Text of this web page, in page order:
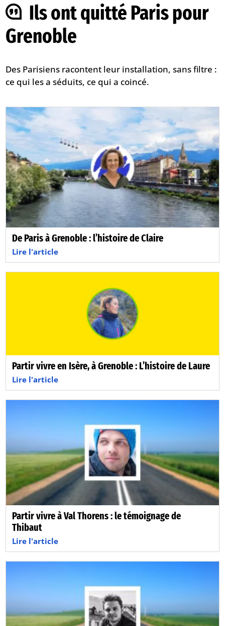
Ils ont quitté Paris pour
Grenoble
Des Parisiens racontent leur installation, sans filtre :
ce qui les a séduits, ce qui a coincé.
De Paris à Grenoble : l’histoire de Claire
Lire l'article
Partir vivre en Isère, à Grenoble : L’histoire de Laure
Lire l'article
Partir vivre à Val Thorens : le témoignage de
Thibaut
Lire l'article